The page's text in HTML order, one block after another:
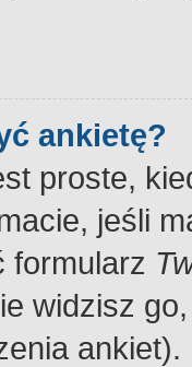
ankietę?
proste,
jeśli
formularz
widzisz